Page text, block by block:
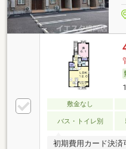
敷金なし
バス・トイレ別
初期費用カード決済